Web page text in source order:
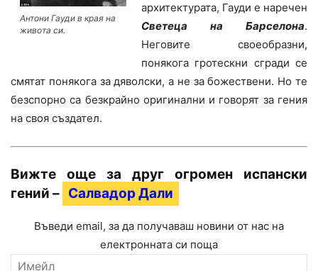
Антони Гауди в края на
живота си.
архитектурата, Гауди е наречен
Светеца на Барселона.
Неговите своеобразни,
понякога гротескни сгради се
смятат понякога за дяволски, а не за божествени. Но те
безспорно са безкрайно оригинални и говорят за гения
на своя създател.
Вижте още за друг огромен испански
гений – Салвадор Дали
Въведи email, за да получаваш новини от нас на
електронната си поща